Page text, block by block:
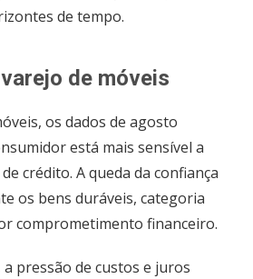
de tempo.
de móveis
os dados de agosto
está mais sensível a
crédito. A queda da confiança
os bens duráveis, categoria
comprometimento financeiro.
pressão de custos e juros